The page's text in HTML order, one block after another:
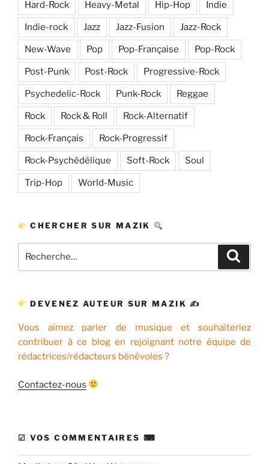
Hard-Rock Heavy-Metal Hip-Hop Indie
Indie-rock Jazz Jazz-Fusion Jazz-Rock
New-Wave Pop Pop-Française Pop-Rock
Post-Punk Post-Rock Progressive-Rock
Psychedelic-Rock Punk-Rock Reggae
Rock Rock & Roll Rock-Alternatif
Rock-Français Rock-Progressif
Rock-Psychédélique Soft-Rock Soul
Trip-Hop World-Music
CHERCHER SUR MAZIK
pour
DEVENEZ AUTEUR SUR MAZIK ✍
Vous aimez parler de musique et souhaiteriez
contribuer à ce blog en rejoignant notre équipe de
rédactrices/rédacteurs bénévoles ?
Contactez-nous
☑ VOS COMMENTAIRES ⌨